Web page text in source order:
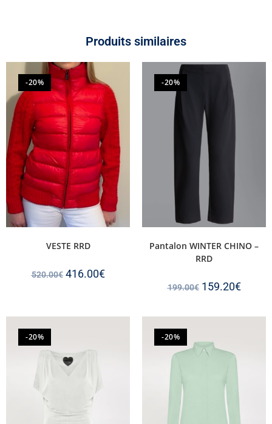
Produits similaires
-20%
VESTE RRD
520.00€ 416.00€
-20%
Pantalon WINTER CHINO –
RRD
199.00€ 159.20€
-20% -20%